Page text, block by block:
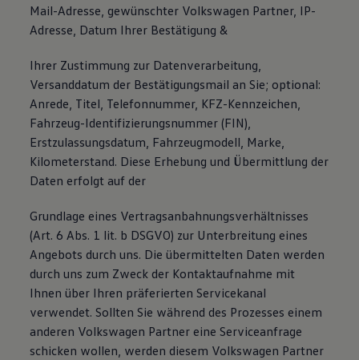
Mail-Adresse, gewünschter Volkswagen Partner, IP-
Adresse, Datum Ihrer Bestätigung &
Ihrer Zustimmung zur Datenverarbeitung,
Versanddatum der Bestätigungsmail an Sie; optional:
Anrede, Titel, Telefonnummer, KFZ-Kennzeichen,
Fahrzeug-Identifizierungsnummer (FIN),
Erstzulassungsdatum, Fahrzeugmodell, Marke,
Kilometerstand. Diese Erhebung und Übermittlung der
Daten erfolgt auf der
Grundlage eines Vertragsanbahnungsverhältnisses
(Art. 6 Abs. 1 lit. b DSGVO) zur Unterbreitung eines
Angebots durch uns. Die übermittelten Daten werden
durch uns zum Zweck der Kontaktaufnahme mit
Ihnen über Ihren präferierten Servicekanal
verwendet. Sollten Sie während des Prozesses einem
anderen Volkswagen Partner eine Serviceanfrage
schicken wollen, werden diesem Volkswagen Partner